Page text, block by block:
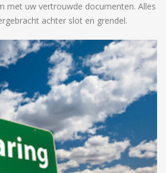
met uw vertrouwde documenten. Alles
achter slot en grendel.